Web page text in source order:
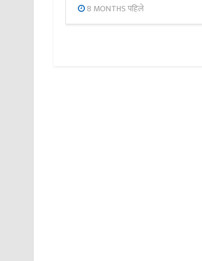
8 MONTHS पहिले